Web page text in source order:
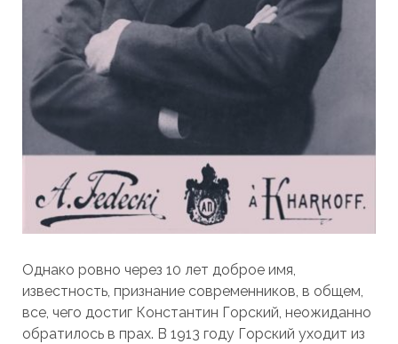
Однако ровно через 10 лет доброе имя,
известность, признание современников, в общем,
все, чего достиг Константин Горский, неожиданно
обратилось в прах. В 1913 году Горский уходит из